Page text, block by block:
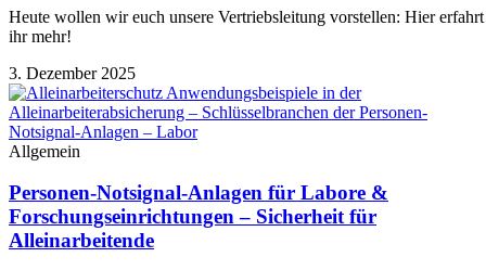
Heute wollen wir euch unsere Vertriebsleitung vorstellen: Hier erfahrt
ihr mehr!
3. Dezember 2025
Allgemein
Personen-Notsignal-Anlagen für Labore &
Forschungseinrichtungen – Sicherheit für
Alleinarbeitende